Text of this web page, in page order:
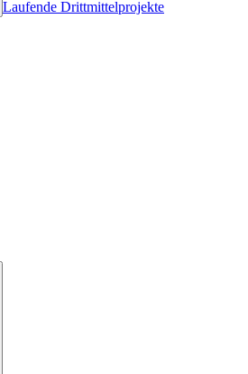
Laufende Drittmittelprojekte